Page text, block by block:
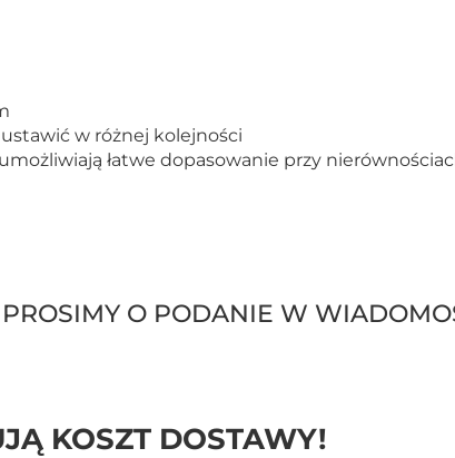
w różnej kolejności
łatwe dopasowanie przy
O PODANIE W
KOSZT DOSTAWY!